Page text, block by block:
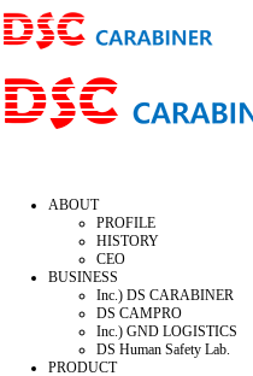
ABOUT
PROFILE
HISTORY
CEO
BUSINESS
Inc.) DS CARABINER
DS CAMPRO
Inc.) GND LOGISTICS
DS Human Safety Lab.
PRODUCT